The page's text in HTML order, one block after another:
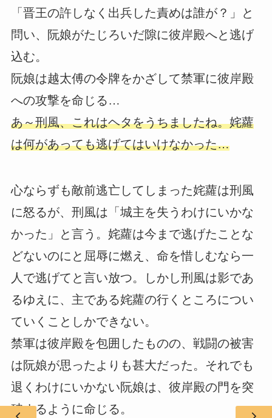
「晋王の許しなく出兵した責めは誰が？」と
問い、阮娘がたじろいだ隙に彼岸殿へと逃げ
込む。
阮娘は越太傅の令牌をかざして禁軍に彼岸殿
への攻撃を命じる…
あ～刑風、これはヘタをうちましたね。姹蘿
は何があっても逃げてはいけなかった…
心ならずも敵前逃亡してしまった姹蘿は刑風
に怒るが、刑風は「城主を失うわけにいかな
かった」と言う。姹蘿は今まで逃げたことな
どないのにと屈辱に燃え、命を惜しむなら一
人で逃げてと言い放つ。しかし刑風は影であ
るゆえに、主である姹蘿の行くところについ
ていくことしかできない。
禁軍は彼岸殿を包囲したものの、戦闘の被害
は阮娘が思ったよりも甚大だった。それでも
退くわけにいかない阮娘は、彼岸殿の門を突
破するように命じる。